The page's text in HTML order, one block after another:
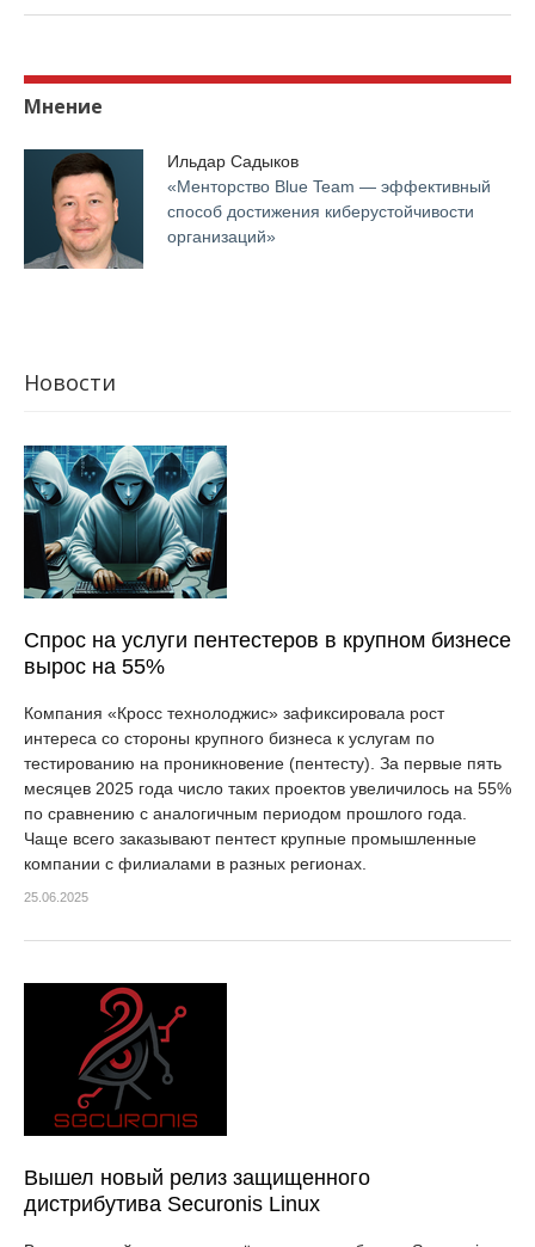
Мнение
Ильдар Садыков
«Менторство Blue Team — эффективный
способ достижения киберустойчивости
организаций»
Новости
Спрос на услуги пентестеров в крупном бизнесе
вырос на 55%
Компания «Кросс технолоджис» зафиксировала рост
интереса со стороны крупного бизнеса к услугам по
тестированию на проникновение (пентесту). За первые пять
месяцев 2025 года число таких проектов увеличилось на 55%
по сравнению с аналогичным периодом прошлого года.
Чаще всего заказывают пентест крупные промышленные
компании с филиалами в разных регионах.
25.06.2025
Вышел новый релиз защищенного
дистрибутива Securonis Linux